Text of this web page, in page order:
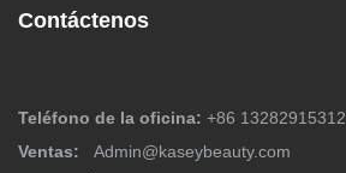
Contáctenos
Teléfono de la oficina: +86 13282915312
Ventas:
Admin@kaseybeauty.com